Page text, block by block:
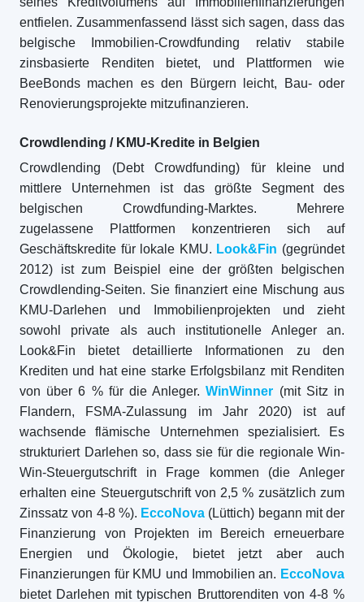
entfielen. Zusammenfassend lässt sich sagen, dass das
belgische Immobilien-Crowdfunding relativ stabile
zinsbasierte Renditen bietet, und Plattformen wie
BeeBonds machen es den Bürgern leicht, Bau- oder
Renovierungsprojekte mitzufinanzieren.
Crowdlending / KMU-Kredite in Belgien
Crowdlending (Debt Crowdfunding) für kleine und
mittlere Unternehmen ist das größte Segment des
belgischen Crowdfunding-Marktes. Mehrere
zugelassene Plattformen konzentrieren sich auf
Geschäftskredite für lokale KMU. Look&Fin (gegründet
2012) ist zum Beispiel eine der größten belgischen
Crowdlending-Seiten. Sie finanziert eine Mischung aus
KMU-Darlehen und Immobilienprojekten und zieht
sowohl private als auch institutionelle Anleger an.
Look&Fin bietet detaillierte Informationen zu den
Krediten und hat eine starke Erfolgsbilanz mit Renditen
von über 6 % für die Anleger.WinWinner (mit Sitz in
Flandern, FSMA-Zulassung im Jahr 2020) ist auf
wachsende flämische Unternehmen spezialisiert. Es
strukturiert Darlehen so, dass sie für die regionale Win-
Win-Steuergutschrift in Frage kommen (die Anleger
erhalten eine Steuergutschrift von 2,5 % zusätzlich zum
Zinssatz von 4-8 %). EccoNova (Lüttich) begann mit der
Finanzierung von Projekten im Bereich erneuerbare
Energien und Ökologie, bietet jetzt aber auch
Finanzierungen für KMU und Immobilien an. EccoNova
bietet Darlehen mit typischen Bruttorenditen von 4-8 %